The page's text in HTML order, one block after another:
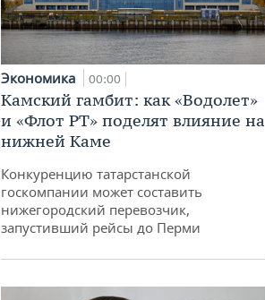
Экономика 00:00
Камский гамбит: как «Водолет»
и «Флот РТ» поделят влияние на
нижней Каме
Конкуренцию татарстанской
госкомпании может составить
нижегородский перевозчик,
запустивший рейсы до Перми